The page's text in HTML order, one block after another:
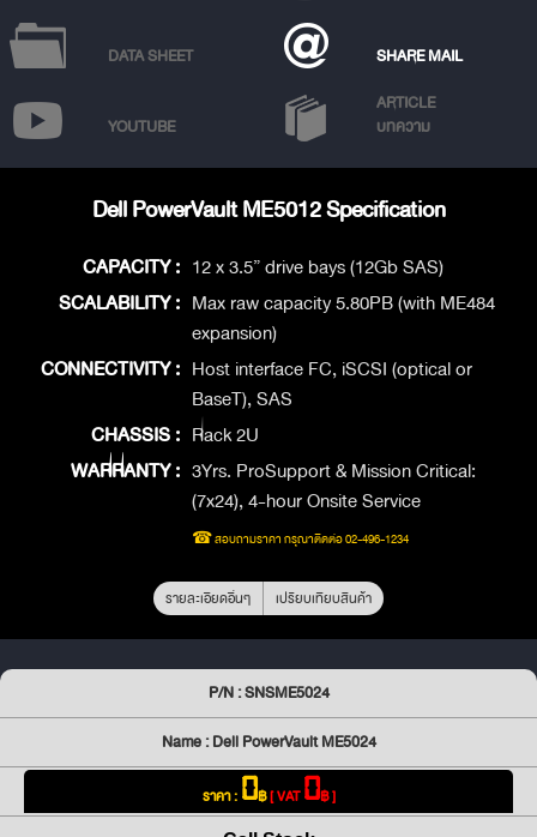
DATA SHEET SHARE MAIL
YOUTUBE
ARTICLE
บทความ
Dell PowerVault ME5012 Specification
CAPACITY : 12 x 3.5” drive bays (12Gb SAS)
SCALABILITY : Max raw capacity 5.80PB (with ME484
expansion)
CONNECTIVITY : Host interface FC, iSCSI (optical or
BaseT), SAS
CHASSIS : Rack 2U
WARRANTY : 3Yrs. ProSupport & Mission Critical:
(7x24), 4-hour Onsite Service
☎ สอบถามราคา กรุณาติดต่อ 02-496-1234
รายละเอียดอื่นๆ เปรียบเทียบสินค้า
P/N : SNSME5024
Name : Dell PowerVault ME5024
ราคา : 0฿[ VAT0฿ ]